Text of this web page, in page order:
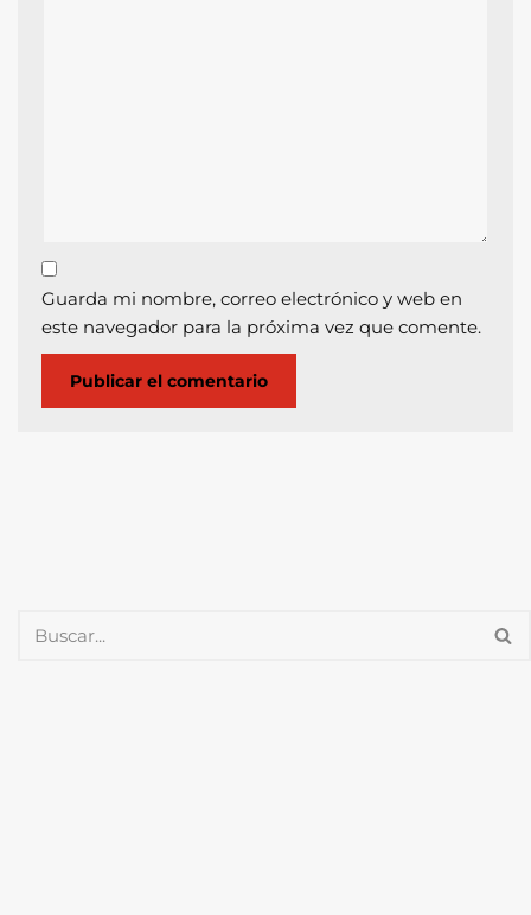
Guarda mi nombre, correo electrónico y web en
este navegador para la próxima vez que comente.